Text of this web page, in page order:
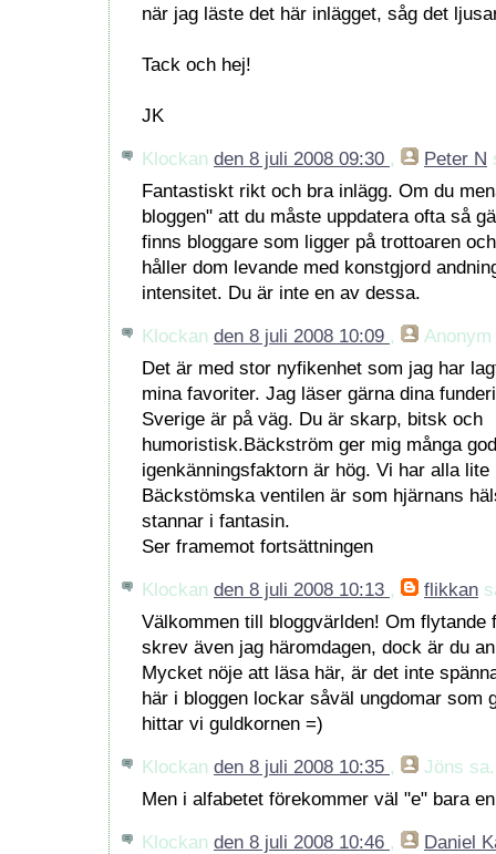
när jag läste det här inlägget, såg det
Tack och hej!
JK
Klockan den 8 juli 2008 09:30 , Peter N
Fantastiskt rikt och bra inlägg. Om du
bloggen" att du måste uppdatera ofta så
finns bloggare som ligger på trottoaren
håller dom levande med konstgjord
intensitet. Du är inte en av dessa.
Klockan den 8 juli 2008 10:09 , Anonym
Det är med stor nyfikenhet som jag har
mina favoriter. Jag läser gärna dina
Sverige är på väg. Du är skarp, bitsk och
humoristisk.Bäckström ger mig många
igenkänningsfaktorn är hög. Vi har alla
Bäckstömska ventilen är som hjärnans
stannar i fantasin.
Ser framemot fortsättningen
Klockan den 8 juli 2008 10:13 , flikkan
Välkommen till bloggvärlden! Om flytande
skrev även jag häromdagen, dock är du
Mycket nöje att läsa här, är det inte
här i bloggen lockar såväl ungdomar som
hittar vi guldkornen =)
Klockan den 8 juli 2008 10:35 , Jöns
Men i alfabetet förekommer väl "e" bara
Klockan den 8 juli 2008 10:46 ,
Daniel